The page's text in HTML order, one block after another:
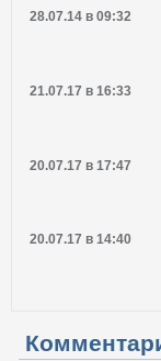
29.07.14 в 09:21
28.07.14 в 09:32
21.07.17 в 16:33
20.07.17 в 17:47